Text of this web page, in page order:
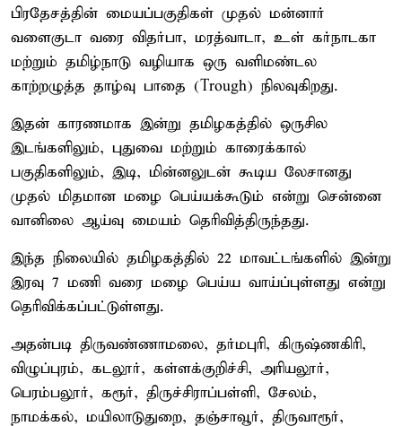
பிரதேசத்தின் மையப்பகுதிகள் முதல் மன்னார்
வளைகுடா வரை விதர்பா, மரத்வாடா, உள் கர்நாடகா
மற்றும் தமிழ்நாடு வழியாக ஒரு வளிமண்டல
காற்றழுத்த தாழ்வு பாதை (Trough) நிலவுகிறது.
இதன் காரணமாக இன்று தமிழகத்தில் ஒருசில
இடங்களிலும், புதுவை மற்றும் காரைக்கால்
பகுதிகளிலும், இடி, மின்னலுடன் கூடிய லேசானது
முதல் மிதமான மழை பெய்யக்கூடும் என்று சென்னை
வானிலை ஆய்வு மையம் தெரிவித்திருந்தது.
இந்த நிலையில் தமிழகத்தில் 22 மாவட்டங்களில் இன்று
இரவு 7 மணி வரை மழை பெய்ய வாய்ப்புள்ளது என்று
தெரிவிக்கப்பட்டுள்ளது.
அதன்படி திருவண்ணாமலை, தர்மபுரி, கிருஷ்ணகிரி,
விழுப்புரம், கடலூர், கள்ளக்குறிச்சி, அரியலூர்,
பெரம்பலூர், கரூர், திருச்சிராப்பள்ளி, சேலம்,
நாமக்கல், மயிலாடுதுறை, தஞ்சாவூர், திருவாரூர்,